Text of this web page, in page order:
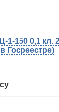
1-150 0,1 кл.
Госреестре)